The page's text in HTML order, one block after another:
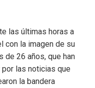
las últimas horas a
con la imagen de su
de 26 años, que han
por las noticias que
la bandera